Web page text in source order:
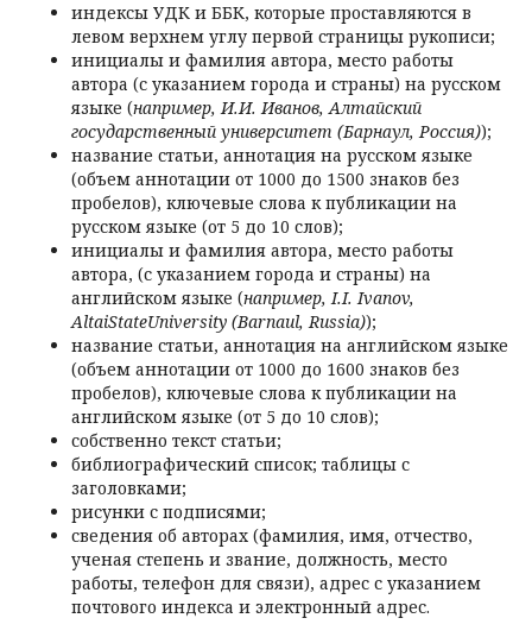
индексы УДК и ББК, которые проставляются в
левом верхнем углу первой страницы рукописи;
инициалы и фамилия автора, место работы
автора (с указанием города и страны) на русском
языке (например, И.И. Иванов, Алтайский
государственный университет (Барнаул, Россия));
название статьи, аннотация на русском языке
(объем аннотации от 1000 до 1500 знаков без
пробелов), ключевые слова к публикации на
русском языке (от 5 до 10 слов);
инициалы и фамилия автора, место работы
автора, (с указанием города и страны) на
английском языке (например, I.I. Ivanov,
AltaiStateUniversity (Barnaul, Russia));
название статьи, аннотация на английском языке
(объем аннотации от 1000 до 1600 знаков без
пробелов), ключевые слова к публикации на
английском языке (от 5 до 10 слов);
собственно текст статьи;
библиографический список; таблицы с
заголовками;
рисунки с подписями;
сведения об авторах (фамилия, имя, отчество,
ученая степень и звание, должность, место
работы, телефон для связи), адрес с указанием
почтового индекса и электронный адрес.